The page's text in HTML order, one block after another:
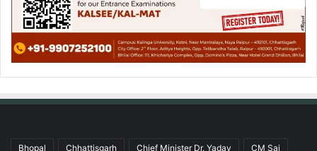
Bhopal Chhattisgarh Chief Minister Dr. Yadav CM Sai